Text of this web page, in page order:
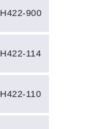
H422-900
H422-114
H422-110